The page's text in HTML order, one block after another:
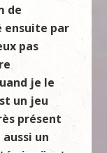
de
ensuite par
pas
je le
un jeu
présent
un